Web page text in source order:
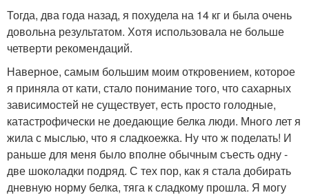
Тогда, два года назад, я похудела на 14 кг и была очень
довольна результатом. Хотя использовала не больше
четверти рекомендаций.
Наверное, самым большим моим откровением, которое
я приняла от кати, стало понимание того, что сахарных
зависимостей не существует, есть просто голодные,
катастрофически не доедающие белка люди. Много лет я
жила с мыслью, что я сладкоежка. Ну что ж поделать! И
раньше для меня было вполне обычным съесть одну -
две шоколадки подряд. С тех пор, как я стала добирать
дневную норму белка, тяга к сладкому прошла. Я могу